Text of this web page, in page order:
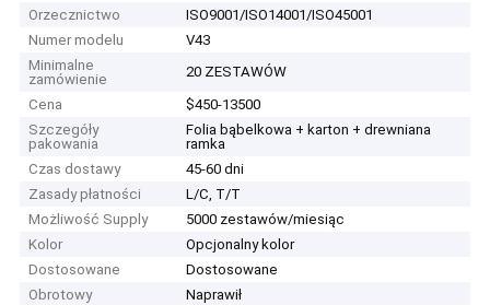
Orzecznictwo
ISO9001/ISO14001/ISO45001
Numer modelu
V43
Minimalne
zamówienie
20 ZESTAWÓW
Cena
$450-13500
Szczegóły
pakowania
Folia bąbelkowa + karton + drewniana
ramka
Czas dostawy
45-60 dni
Zasady płatności
L/C, T/T
Możliwość Supply
5000 zestawów/miesiąc
Kolor
Opcjonalny kolor
Dostosowane
Dostosowane
Obrotowy
Naprawił